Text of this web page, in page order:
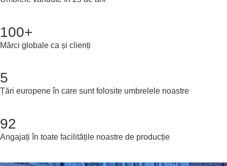
100+
Mărci globale ca și clienți
5
Țări europene în care sunt folosite umbrelele noastre
92
Angajați în toate facilitățile noastre de producție